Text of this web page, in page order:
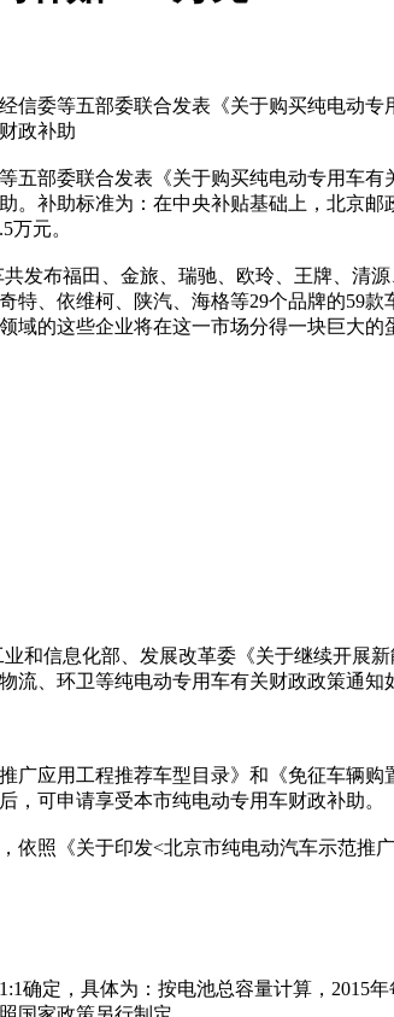
委等五部委联合发表《关于购买纯电动
政补助
部委联合发表《关于购买纯电动专用车有
补助标准为：在中央补贴基础上，北京
万元。
布福田、金旅、瑞驰、欧玲、王牌、清源
、依维柯、陕汽、海格等29个品牌的59
的这些企业将在这一市场分得一块巨大的
信息化部、发展改革委《关于继续开展新
、环卫等纯电动专用车有关财政政策通知
应用工程推荐车型目录》和《免征车辆
，可申请享受本市纯电动专用车财政补助。
《关于印发<北京市纯电动汽车示范推广
定，具体为：按电池总容量计算，2015年